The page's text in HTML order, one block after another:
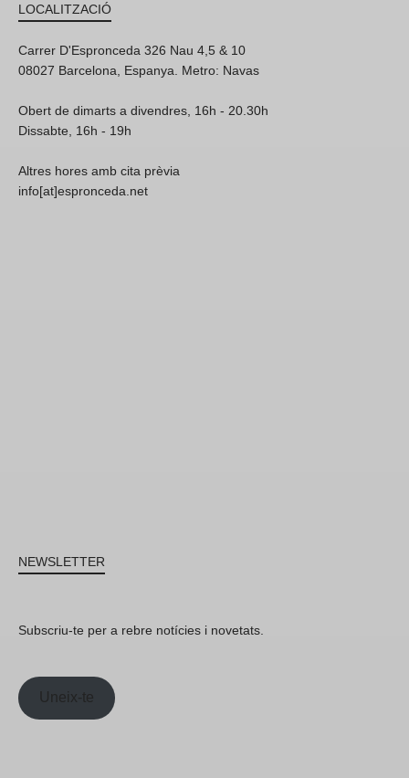
LOCALITZACIÓ
Carrer D'Espronceda 326 Nau 4,5 & 10
08027 Barcelona, Espanya. Metro: Navas
Obert de dimarts a divendres, 16h - 20.30h
Dissabte, 16h - 19h
Altres hores amb cita prèvia
info[at]espronceda.net
NEWSLETTER
Subscriu-te per a rebre notícies i novetats.
Uneix-te